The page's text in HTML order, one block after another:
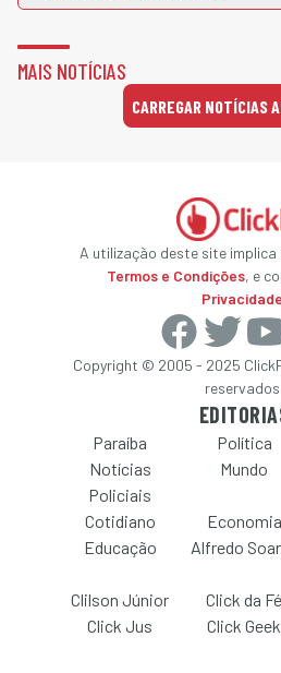
MAIS NOTÍCIAS
CARREGAR NOTÍCIAS
A utilização deste site implica
Termos e Condições, e
Privacidade
Copyright © 2005 - 2025
reservados.
Paraíba Política
Notícias
Policiais
Mundo
Cotidiano Economia
Educação
Alfredo
Clilson Júnior
Click da Fé
Click Jus
Click Geek